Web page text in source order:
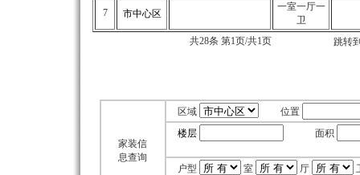
7 市中心区
一室一厅一
卫
共28条 第1页/共1页
跳转
家装信
息查询
区域
位置
楼层
面积
户型
室 厅